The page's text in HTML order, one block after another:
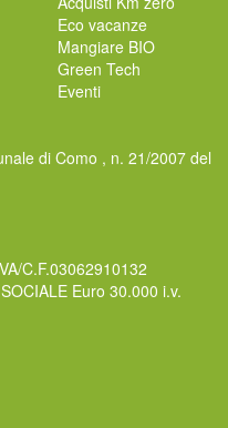
Eco vacanze
Mangiare BIO
Green Tech
Eventi
di Como , n. 21/2007 del
C.F.03062910132
Euro 30.000 i.v.